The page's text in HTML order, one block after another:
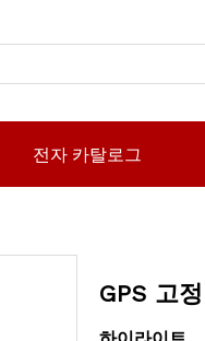
전자 카탈로그
GPS 고